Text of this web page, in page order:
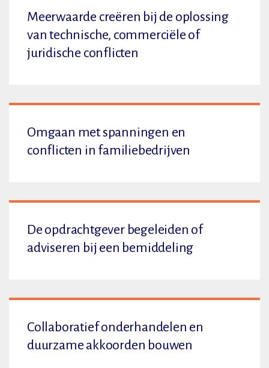
Meerwaarde creëren bij de oplossing
van technische, commerciële of
juridische conflicten
Omgaan met spanningen en
conflicten in familiebedrijven
De opdrachtgever begeleiden of
adviseren bij een bemiddeling
Collaboratief onderhandelen en
duurzame akkoorden bouwen